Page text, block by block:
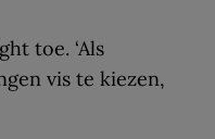
toe. ‘Als
vis te kiezen,